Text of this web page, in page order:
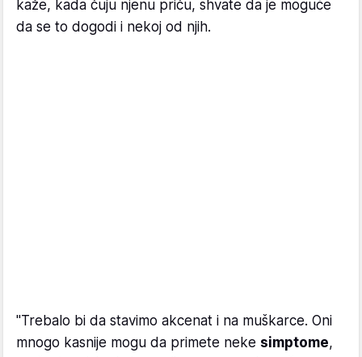
kaže, kada čuju njenu priču, shvate da je moguće
da se to dogodi i nekoj od njih.
"Trebalo bi da stavimo akcenat i na muškarce. Oni
mnogo kasnije mogu da primete neke simptome,